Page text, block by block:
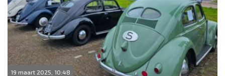
19 maart 2025, 10:48